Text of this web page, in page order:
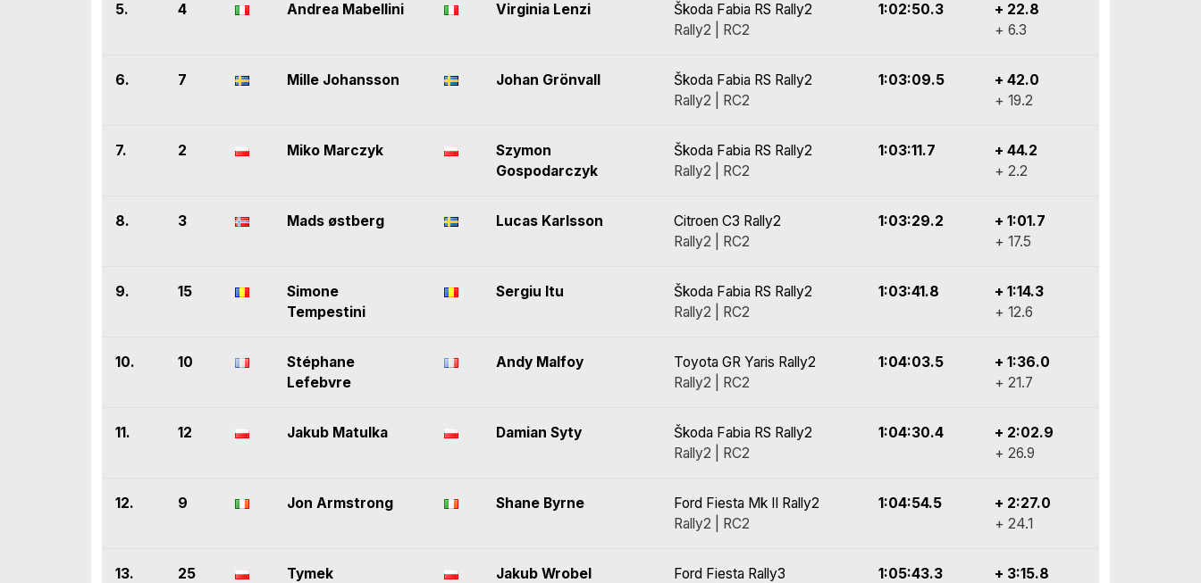
5. 4 Andrea Mabellini Virginia Lenzi
Škoda Fabia RS Rally2
Rally2 | RC2
1:02:50.3
+ 22.8
+ 6.3
6. 7 Mille Johansson Johan Grönvall
Škoda Fabia RS Rally2
Rally2 | RC2
1:03:09.5
+ 42.0
+ 19.2
7. 2 Miko Marczyk
Szymon
Gospodarczyk
Škoda Fabia RS Rally2
Rally2 | RC2
1:03:11.7
+ 44.2
+ 2.2
8. 3 Mads østberg Lucas Karlsson
Citroen C3 Rally2
Rally2 | RC2
1:03:29.2
+ 1:01.7
+ 17.5
9. 15
Simone
Tempestini
Sergiu Itu
Škoda Fabia RS Rally2
Rally2 | RC2
1:03:41.8
+ 1:14.3
+ 12.6
10. 10
Stéphane
Lefebvre
Andy Malfoy
Toyota GR Yaris Rally2
Rally2 | RC2
1:04:03.5
+ 1:36.0
+ 21.7
11. 12 Jakub Matulka Damian Syty
Škoda Fabia RS Rally2
Rally2 | RC2
1:04:30.4
+ 2:02.9
+ 26.9
12. 9 Jon Armstrong Shane Byrne
Ford Fiesta Mk II Rally2
Rally2 | RC2
1:04:54.5
+ 2:27.0
+ 24.1
13. 25
Tymek
Jakub Wrobel
Ford Fiesta Rally3
1:05:43.3
+ 3:15.8